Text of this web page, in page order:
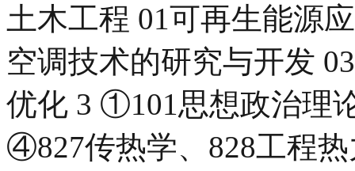
土木工程 01可再生能源
空调技术的研究与开发
优化 3 ①101思想政治理
④827传热学、828工程